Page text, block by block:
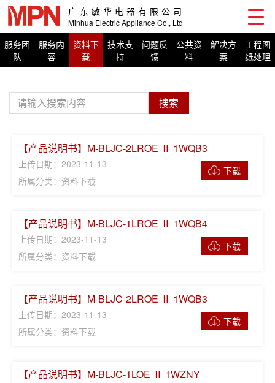
广东敏华电器有限公司
Minhua Electric Appliance Co., Ltd
服务团
队
服务内
容
资料下
载
技术支
持
问题反
馈
公共资
料
解决方
案
工程图
纸处理
【产品说明书】M-BLJC-2LROE Ⅱ 1WQB3
上传日期：2023-11-13
所属分类：资料下载
下载
【产品说明书】M-BLJC-1LROE Ⅱ 1WQB4
上传日期：2023-11-13
所属分类：资料下载
下载
【产品说明书】M-BLJC-2LROE Ⅱ 1WQB3
上传日期：2023-11-13
所属分类：资料下载
下载
【产品说明书】M-BLJC-1LOE Ⅱ 1WZNY